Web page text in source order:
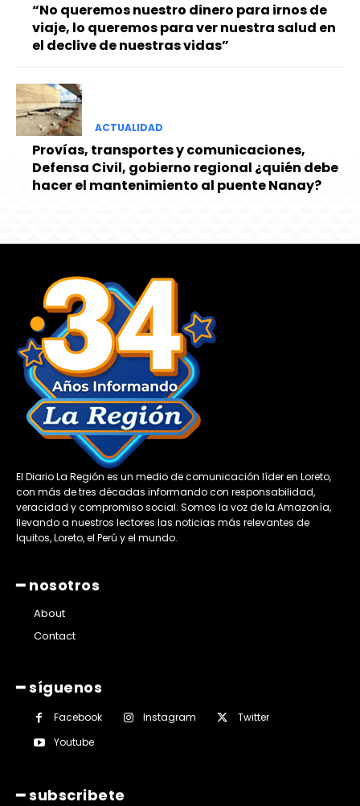
“No queremos nuestro dinero para irnos de
viaje, lo queremos para ver nuestra salud en
el declive de nuestras vidas”
ACTUALIDAD
Provías, transportes y comunicaciones,
Defensa Civil, gobierno regional ¿quién debe
hacer el mantenimiento al puente Nanay?
El Diario La Región es un medio de comunicación líder en Loreto,
con más de tres décadas informando con responsabilidad,
veracidad y compromiso social. Somos la voz de la Amazonía,
llevando a nuestros lectores las noticias más relevantes de
Iquitos, Loreto, el Perú y el mundo.
━ nosotros
About
Contact
━ síguenos
Facebook Instagram
Twitter
Youtube
━ subscribete